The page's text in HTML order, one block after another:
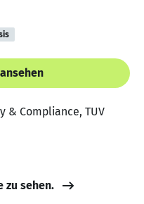
& Compliance, TUV
zu sehen.